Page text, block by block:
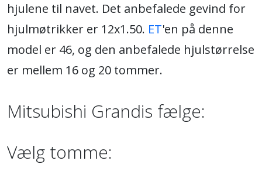
hjulene til navet. Det anbefalede gevind for
hjulmøtrikker er 12x1.50. ET'en på denne
model er 46, og den anbefalede hjulstørrelse
er mellem 16 og 20 tommer.
Mitsubishi Grandis fælge:
Vælg tomme: